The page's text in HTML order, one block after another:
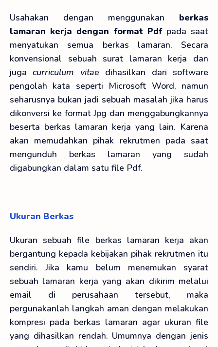
Usahakan dengan menggunakan berkas
lamaran kerja dengan format Pdfpada saat
menyatukan semua berkas lamaran. Secara
konvensional sebuah surat lamaran kerja dan
jugacurriculum vitae dihasilkan dari software
pengolah kata seperti Microsoft Word, namun
seharusnya bukan jadi sebuah masalah jika harus
dikonversi ke format Jpg dan menggabungkannya
beserta berkas lamaran kerja yang lain. Karena
akan memudahkan pihak rekrutmen pada saat
mengunduh berkas lamaran yang sudah
digabungkan dalam satu file Pdf.
Ukuran Berkas
Ukuran sebuah file berkas lamaran kerja akan
bergantung kepada kebijakan pihak rekrutmen itu
sendiri. Jika kamu belum menemukan syarat
sebuah lamaran kerja yang akan dikirim melalui
email di perusahaan tersebut, maka
pergunakanlah langkah aman dengan melakukan
kompresi pada berkas lamaran agar ukuran file
yang dihasilkan rendah. Umumnya dengan jenis